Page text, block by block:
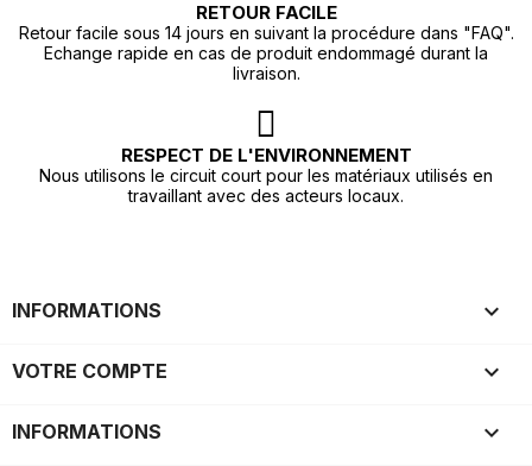
RETOUR FACILE
Retour facile sous 14 jours en suivant la procédure dans "FAQ".
Echange rapide en cas de produit endommagé durant la
livraison.
RESPECT DE L'ENVIRONNEMENT
Nous utilisons le circuit court pour les matériaux utilisés en
travaillant avec des acteurs locaux.
INFORMATIONS 
VOTRE COMPTE 
INFORMATIONS keyboard_arrow_down